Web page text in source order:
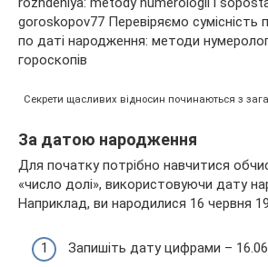
Секрети щасливих відносин починаються з
За датою народження
Для початку потрібно навчитися
«число долі», використовуючи дату
Наприклад, ви народилися 16 червня
Запишіть дату цифрами –